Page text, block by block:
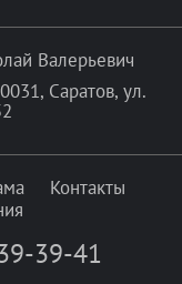
Валерьевич
Саратов, ул.
Контакты
39-41